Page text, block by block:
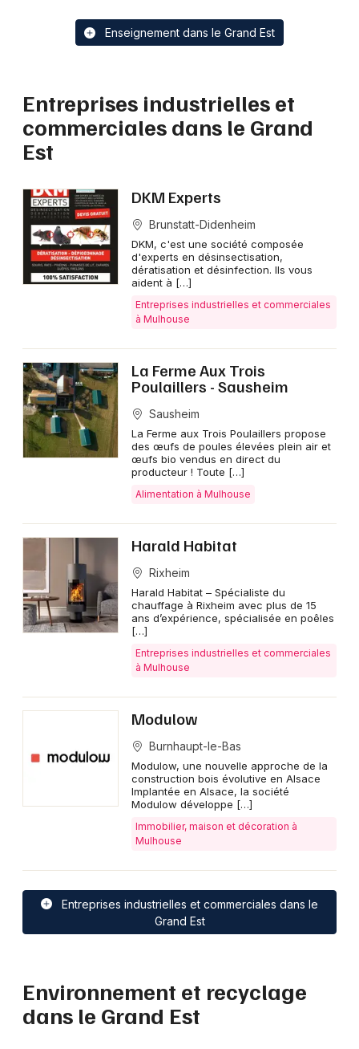
Enseignement dans le Grand Est
Entreprises industrielles et
commerciales dans le Grand
Est
DKM Experts
Brunstatt-Didenheim
DKM, c'est une société composée
d'experts en désinsectisation,
dératisation et désinfection. Ils vous
aident à […]
Entreprises industrielles et commerciales
à Mulhouse
La Ferme Aux Trois
Poulaillers - Sausheim
Sausheim
La Ferme aux Trois Poulaillers propose
des œufs de poules élevées plein air et
œufs bio vendus en direct du
producteur ! Toute […]
Alimentation à Mulhouse
Harald Habitat
Rixheim
Harald Habitat – Spécialiste du
chauffage à Rixheim avec plus de 15
ans d’expérience, spécialisée en poêles
[…]
Entreprises industrielles et commerciales
à Mulhouse
Modulow
Burnhaupt-le-Bas
Modulow, une nouvelle approche de la
construction bois évolutive en Alsace
Implantée en Alsace, la société
Modulow développe […]
Immobilier, maison et décoration à
Mulhouse
Entreprises industrielles et commerciales dans le
Grand Est
Environnement et recyclage
dans le Grand Est